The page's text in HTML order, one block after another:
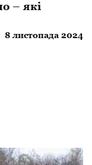
– які
8 листопада 2024